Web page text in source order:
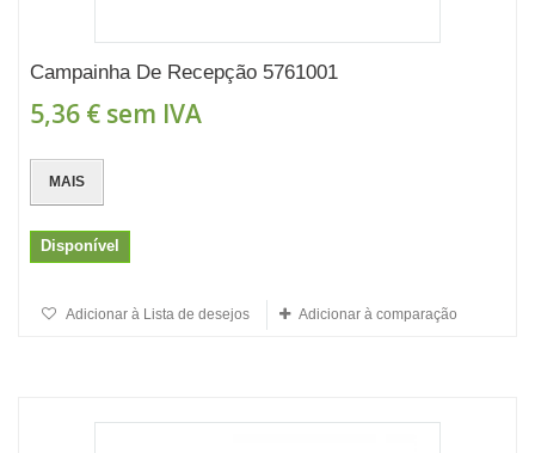
Campainha De Recepção 5761001
5,36 € sem IVA
MAIS
Disponível
Adicionar à Lista de desejos Adicionar à comparação